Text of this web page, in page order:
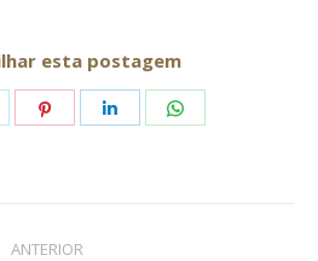
esta postagem
Share
Share
Share
ANTERIOR